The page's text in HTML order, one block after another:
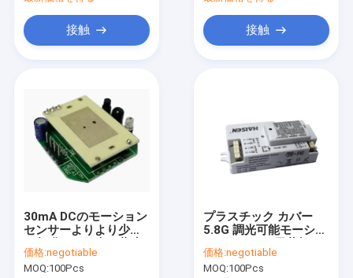
接触 接触
30mA DCのモーション
センサーよりより少し
くする
価格:negotiable
MOQ:100Pcs
プラスチック カバー
5.8G 調光可能モーショ
タイプ
価格:negotiable
MOQ:100Pcs